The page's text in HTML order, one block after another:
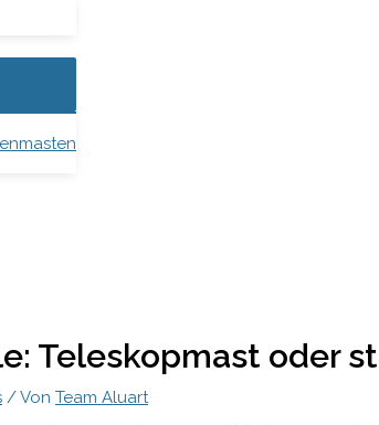
Teleskopmast oder
/ Von Team Aluart